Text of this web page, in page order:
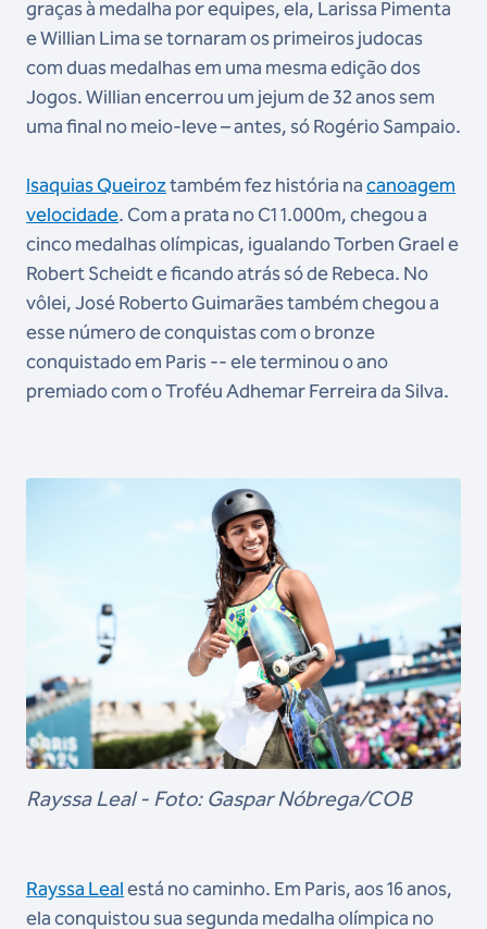
graças à medalha por equipes, ela, Larissa Pimenta
e Willian Lima se tornaram os primeiros judocas
com duas medalhas em uma mesma edição dos
Jogos. Willian encerrou um jejum de 32 anos sem
uma final no meio-leve – antes, só Rogério Sampaio.
Isaquias Queiroztambém fez história nacanoagem
velocidade. Com a prata no C1 1.000m, chegou a
cinco medalhas olímpicas, igualando Torben Grael e
Robert Scheidt e ficando atrás só de Rebeca. No
vôlei, José Roberto Guimarães também chegou a
esse número de conquistas com o bronze
conquistado em Paris -- ele terminou o ano
premiado com o Troféu Adhemar Ferreira da Silva.
Rayssa Leal - Foto: Gaspar Nóbrega/COB
Rayssa Lealestá no caminho. Em Paris, aos 16 anos,
ela conquistou sua segunda medalha olímpica no